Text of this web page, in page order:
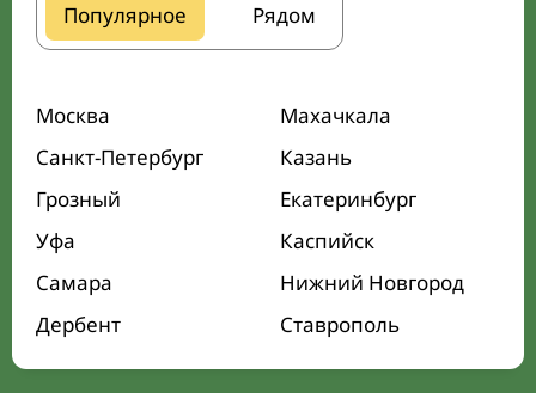
Популярное Рядом
Москва
Махачкала
Санкт-Петербург
Казань
Грозный
Екатеринбург
Уфа
Каспийск
Самара
Нижний Новгород
Дербент
Ставрополь